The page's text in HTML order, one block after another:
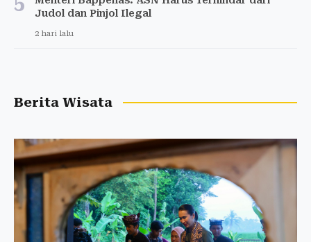
Judol dan Pinjol Ilegal
2 hari lalu
Berita Wisata